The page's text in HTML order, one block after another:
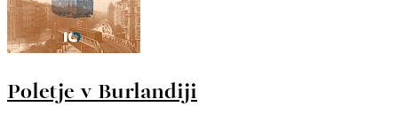
Poletje v Burlandiji